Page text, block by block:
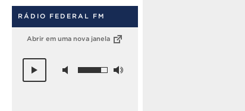
RÁDIO FEDERAL FM
Abrir em uma nova janela